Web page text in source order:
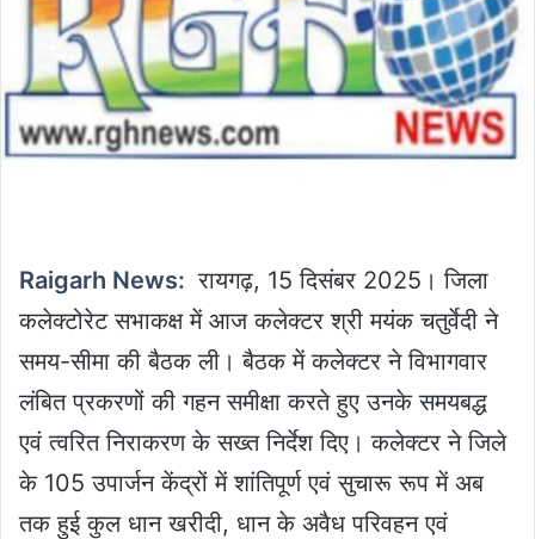
Raigarh News: रायगढ़, 15 दिसंबर 2025। जिला
कलेक्टोरेट सभाकक्ष में आज कलेक्टर श्री मयंक चतुर्वेदी ने
समय-सीमा की बैठक ली। बैठक में कलेक्टर ने विभागवार
लंबित प्रकरणों की गहन समीक्षा करते हुए उनके समयबद्ध
एवं त्वरित निराकरण के सख्त निर्देश दिए। कलेक्टर ने जिले
के 105 उपार्जन केंद्रों में शांतिपूर्ण एवं सुचारू रूप में अब
तक हुई कुल धान खरीदी, धान के अवैध परिवहन एवं